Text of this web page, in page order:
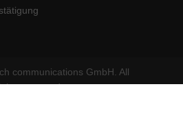
communications GmbH. All
reserved.